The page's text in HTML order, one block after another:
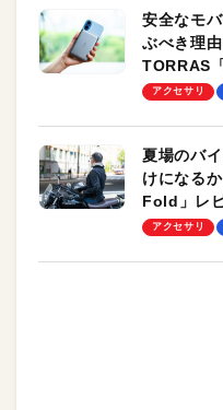
安全なモ
ぶべき理
TORRAS
ーも
アクセサリ
夏場のバ
けになる
Fold」レ
却プレー
アクセサリ